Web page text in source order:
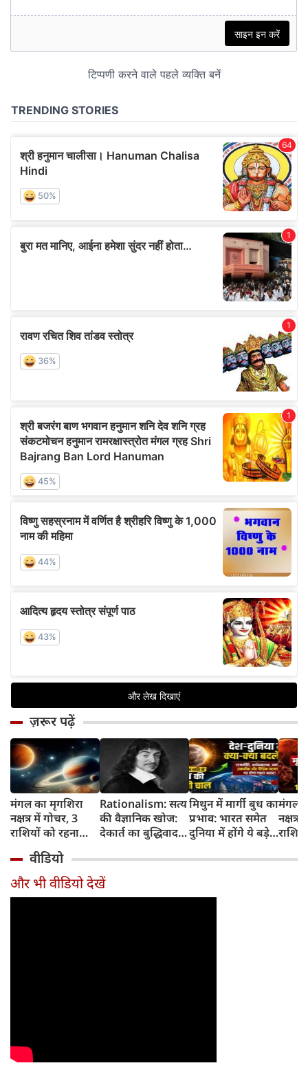
ज़रूर पढ़ें
मंगल का मृगशिरा
नक्षत्र में गोचर, 3
राशियों को रहना
सावधान
Rationalism: सत्य
की वैज्ञानिक खोज:
देकार्त का बुद्धिवाद
का जन्म
मिथुन में मार्गी बुध का
प्रभाव: भारत समेत
दुनिया में होंगे ये बड़े
मंगल
नक्षत्र
किसे
वीडियो
और भी वीडियो देखें